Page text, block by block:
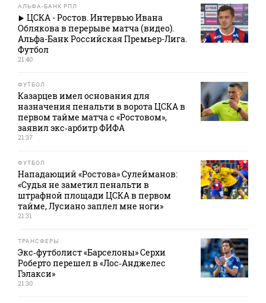
АЛЬФА-БАНК РПЛ
ЦСКА - Ростов. Интервью Ивана
Облякова в перерыве матча (видео).
Альфа-Банк Российская Премьер-Лига.
Футбол
21:40
ФУТБОЛ
Казарцев имел основания для
назначения пенальти в ворота ЦСКА в
первом тайме матча с «Ростовом»,
заявил экс‑арбитр ФИФА
21:37
ФУТБОЛ
Нападающий «Ростова» Сулейманов:
«Судья не заметил пенальти в
штрафной площади ЦСКА в первом
тайме, Лусиано заплел мне ноги»
21:31
ТРАНСФЕРЫ
Экс‑футболист «Барселоны» Серхи
Роберто перешел в «Лос‑Анджелес
Гэлакси»
21:30